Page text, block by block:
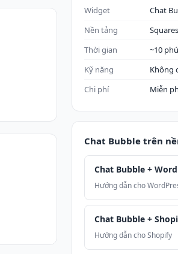
Widget
Chat
Nền tảng
Thời gian
~10
Kỹ năng
Không
Chi phí
Miễn
Chat Bubble trên
Chat Bubble +
Hướng dẫn cho
Chat Bubble +
Hướng dẫn cho Shopify